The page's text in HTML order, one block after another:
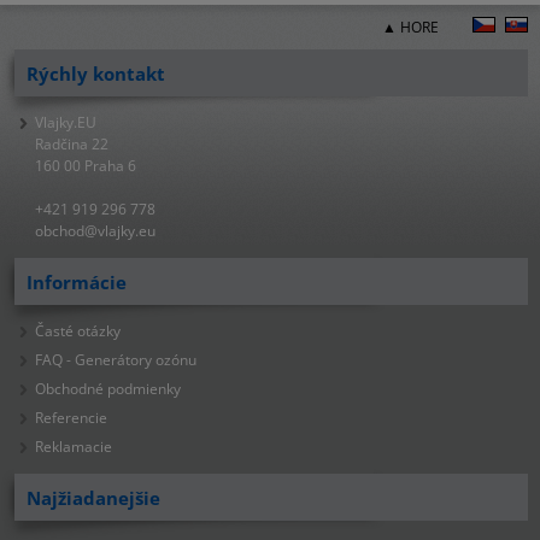
▲ HORE
Rýchly kontakt
Vlajky.EU
Radčina 22
160 00 Praha 6
+421 919 296 778
obchod@vlajky.eu
Informácie
Časté otázky
FAQ - Generátory ozónu
Obchodné podmienky
Referencie
Reklamacie
Najžiadanejšie